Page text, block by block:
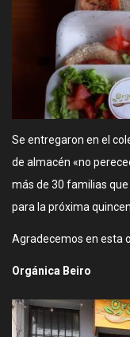
Se entregaron en el
de almacén «no
más de 30 familias
para la próxima
Agradecemos en esta
Orgánica Beiro